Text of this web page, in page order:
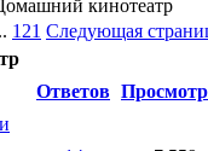
кинотеатр
121 Следующая
Ответов